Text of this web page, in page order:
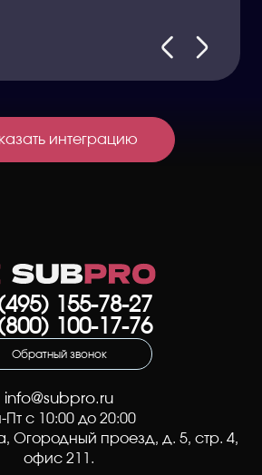
интеграцию
155-78-27
100-17-76
Обратный звонок
info@subpro.ru
Пт с 10:00 до 20:00
, Огородный проезд, д. 5, стр. 4,
офис 211.